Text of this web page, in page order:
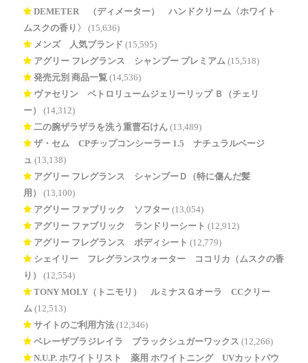
DEMETER®（ディメーター） ハンドクリーム〈ホワイト
ムスクの香り〉
(15,636)
メンズ 人気ブランド (15,595)
アグリー フレグランス シャンプー プレミアム (15,518)
発売元別 商品一覧 (14,536)
ヴァセリン ペトロリュームジェリーリップ Ｂ（チェリ
ー）
(14,312)
二の腕ザラザラを洗う重曹石けん (13,489)
ザ・セム CPチップコンシーラー 1.5 ナチュラルベージ
ュ (13,138)
アグリー フレグランス シャンプーＤ（特に傷んだ髪
用）
(13,100)
アグリー ファブリック ソフター (13,054)
アグリー ファブリック ランドリーシート (12,912)
アグリー フレグランス ボディシート (12,779)
シェイリー フレグランスウォーター ココリカ（ムスクの香
り）
(12,554)
TONY MOLY（トニモリ） ルミナスＧオーラ CCクリー
ム (12,513)
サイトのご利用方法 (12,346)
ベレーザブラジレイラ ブラックシュガーワックス (12,266)
N.U.P. ホワイトリスト 薬用 ホワイトニング UVカットパウ